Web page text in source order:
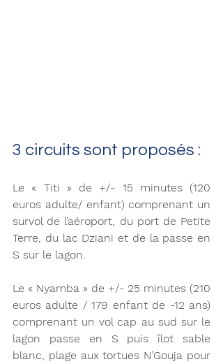
3 circuits sont proposés :
Le « Titi » de +/- 15 minutes (120
euros adulte/ enfant) comprenant un
survol de l’aéroport, du port de Petite
Terre, du lac Dziani et de la passe en
S sur le lagon.
Le « Nyamba » de +/- 25 minutes (210
euros adulte / 179 enfant de -12 ans)
comprenant un vol cap au sud sur le
lagon passe en S puis îlot sable
blanc, plage aux tortues N’Gouja pour